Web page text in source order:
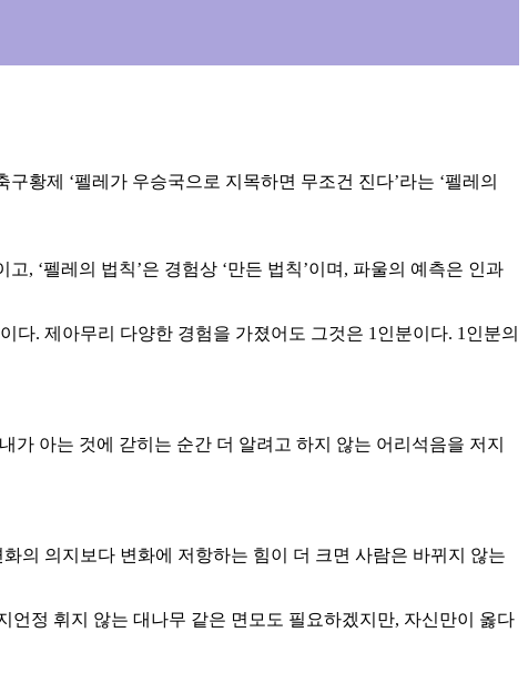
황제 ‘펠레가 우승국으로 지목하면 무조건 진다’라는 ‘펠레의
, ‘펠레의 법칙’은 경험상 ‘만든 법칙’이며, 파울의 예측은 인과
. 제아무리 다양한 경험을 가졌어도 그것은 1인분이다. 1인분의
가 아는 것에 갇히는 순간 더 알려고 하지 않는 어리석음을 저지
의 의지보다 변화에 저항하는 힘이 더 크면 사람은 바뀌지 않는
정 휘지 않는 대나무 같은 면모도 필요하겠지만, 자신만이 옳다